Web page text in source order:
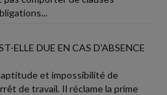
ELLE DUE EN CAS D'ABSENCE
et impossibilité de
de travail. Il réclame la prime